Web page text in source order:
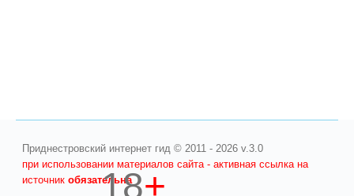
Приднестровский интернет гид © 2011 - 2026 v.3.0
при использовании материалов сайта - активная ссылка на
источникобязательна
18+